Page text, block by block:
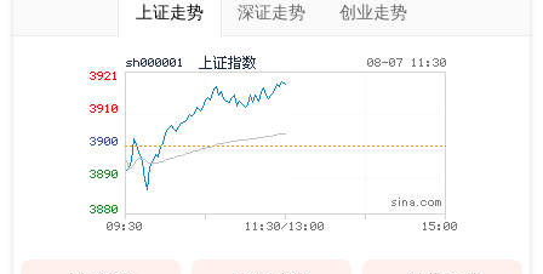
上证走势 深证走势 创业走势